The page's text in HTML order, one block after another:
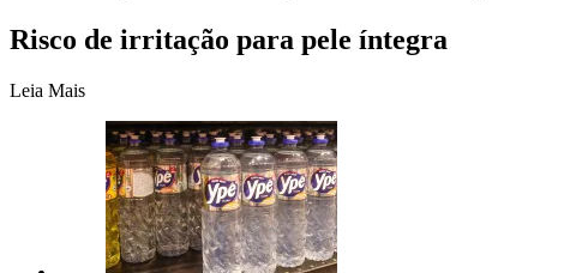
Risco de irritação para pele íntegra
Leia Mais